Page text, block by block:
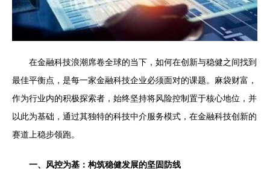
在金融科技浪潮席卷全球的当下，如何在创新与稳健之间找到
最佳平衡点，是每一家金融科技企业必须面对的课题。麻袋财富，
作为行业内的积极探索者，始终坚持将风险控制置于核心地位，并
以此为基础，通过其独特的科技中介服务模式，在金融科技创新的
赛道上稳步领跑。
一、风控为基：构筑稳健发展的坚固防线